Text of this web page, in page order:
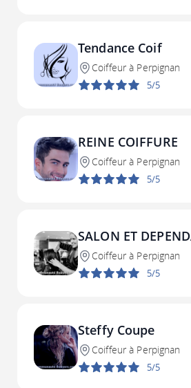
Tendance Coif
Coiffeur à Perpignan
5/5
REINE COIFFURE
Coiffeur à Perpignan
5/5
SALON ET
Coiffeur à Perpignan
5/5
Steffy Coupe
Coiffeur à Perpignan
5/5